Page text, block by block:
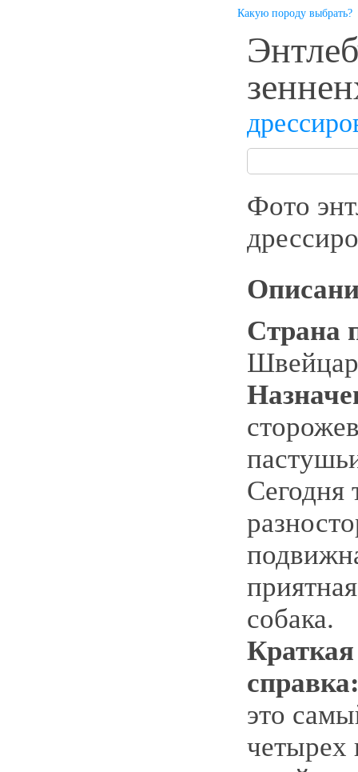
Какую породу выбрать?
Фото
Страна
Сегодня
собака.
это
четырех